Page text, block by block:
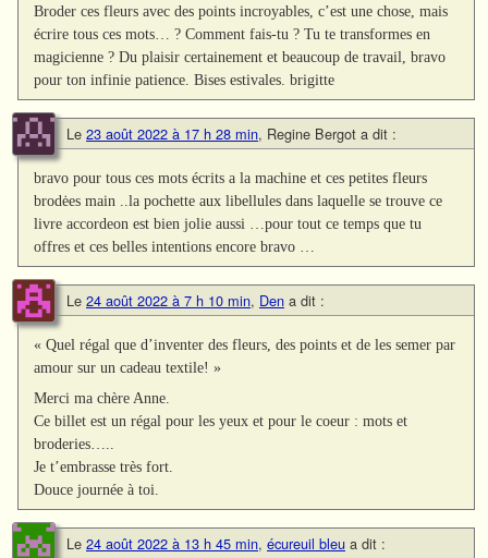
Broder ces fleurs avec des points incroyables, c’est une chose, mais
écrire tous ces mots… ? Comment fais-tu ? Tu te transformes en
magicienne ? Du plaisir certainement et beaucoup de travail, bravo
pour ton infinie patience. Bises estivales. brigitte
Le 23 août 2022 à 17 h 28 min, Regine Bergot a dit :
bravo pour tous ces mots écrits a la machine et ces petites fleurs
brodėes main ..la pochette aux libellules dans laquelle se trouve ce
livre accordeon est bien jolie aussi …pour tout ce temps que tu
offres et ces belles intentions encore bravo …
Le 24 août 2022 à 7 h 10 min, Den a dit :
« Quel régal que d’inventer des fleurs, des points et de les semer par
amour sur un cadeau textile! »
Merci ma chère Anne.
Ce billet est un régal pour les yeux et pour le coeur : mots et
broderies…..
Je t’embrasse très fort.
Douce journée à toi.
Le 24 août 2022 à 13 h 45 min, écureuil bleu a dit :